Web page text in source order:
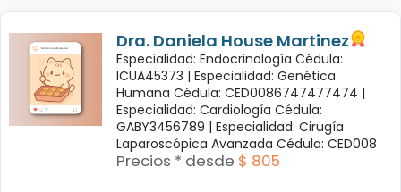
Dra. Daniela House Martinez
Especialidad: Endocrinología Cédula:
ICUA45373 | Especialidad: Genética
Humana Cédula: CED0086747477474 |
Especialidad: Cardiología Cédula:
GABY3456789 | Especialidad: Cirugía
Laparoscópica Avanzada Cédula: CED008
Precios * desde $ 805